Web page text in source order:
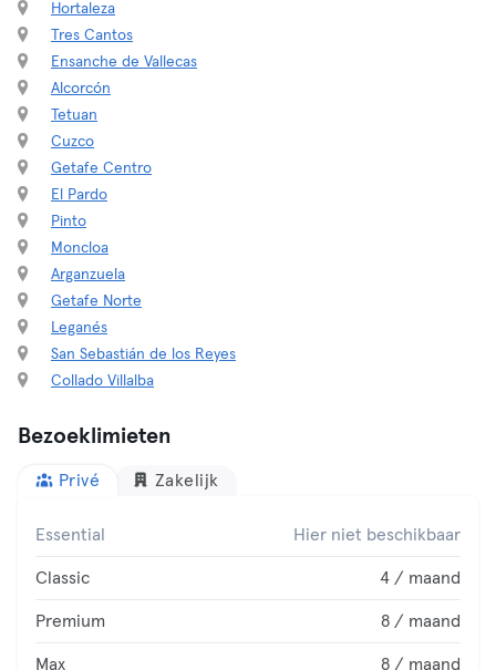
Hortaleza
Tres Cantos
Ensanche de Vallecas
Alcorcón
Tetuan
Cuzco
Getafe Centro
El Pardo
Pinto
Moncloa
Arganzuela
Getafe Norte
Leganés
San Sebastián de los Reyes
Collado Villalba
Bezoeklimieten
Privé Zakelijk
Essential Hier niet beschikbaar
Classic 4 / maand
Premium 8 / maand
Max 8 / maand